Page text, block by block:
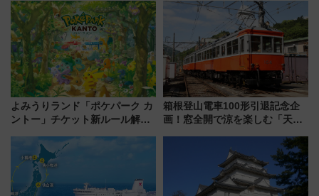
今年12月
受注販売
よみうりランド「ポケパーク カ
ントー」チケット新ルール解
本人確認が11月スタート
箱根登山電車100形引退記念企
画！窓全開で涼を楽しむ「天然